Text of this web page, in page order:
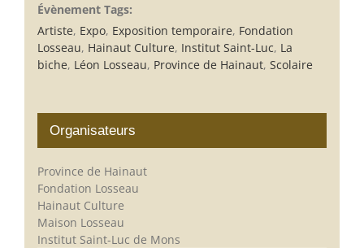
Évènement Tags:
Artiste, Expo, Exposition temporaire, Fondation
Losseau, Hainaut Culture, Institut Saint-Luc, La
biche, Léon Losseau, Province de Hainaut, Scolaire
Organisateurs
Province de Hainaut
Fondation Losseau
Hainaut Culture
Maison Losseau
Institut Saint-Luc de Mons